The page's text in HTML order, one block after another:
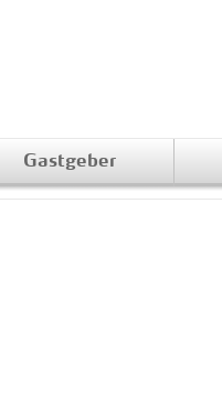
Gastgeber